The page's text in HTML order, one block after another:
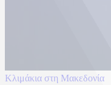
Κλιμάκια στη Μακεδονία